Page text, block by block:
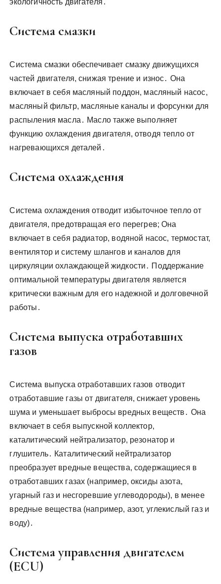
экологичность двигателя․
Система смазки
Система смазки обеспечивает смазку движущихся
частей двигателя, снижая трение и износ․ Она
включает в себя масляный поддон, масляный насос,
масляный фильтр, масляные каналы и форсунки для
распыления масла․ Масло также выполняет
функцию охлаждения двигателя, отводя тепло от
нагревающихся деталей․
Система охлаждения
Система охлаждения отводит избыточное тепло от
двигателя, предотвращая его перегрев; Она
включает в себя радиатор, водяной насос, термостат,
вентилятор и систему шлангов и каналов для
циркуляции охлаждающей жидкости․ Поддержание
оптимальной температуры двигателя является
критически важным для его надежной и долговечной
работы․
Система выпуска отработавших
газов
Система выпуска отработавших газов отводит
отработавшие газы от двигателя, снижает уровень
шума и уменьшает выбросы вредных веществ․ Она
включает в себя выпускной коллектор,
каталитический нейтрализатор, резонатор и
глушитель․ Каталитический нейтрализатор
преобразует вредные вещества, содержащиеся в
отработавших газах (например, оксиды азота,
угарный газ и несгоревшие углеводороды), в менее
вредные вещества (например, азот, углекислый газ и
воду)․
Система управления двигателем
(ECU)